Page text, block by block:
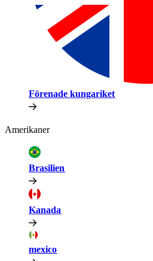
Förenade kungariket​​
Amerikaner​​
Brasilien​​
Kanada​​
mexico​​